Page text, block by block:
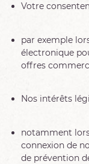
Votre
par exemple
électronique
offres
Nos intérêts
notamment
connexion de
de prévention